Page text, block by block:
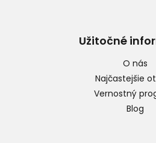
Užitočné
O nás
Najčastejšie
Vernostný
Blog